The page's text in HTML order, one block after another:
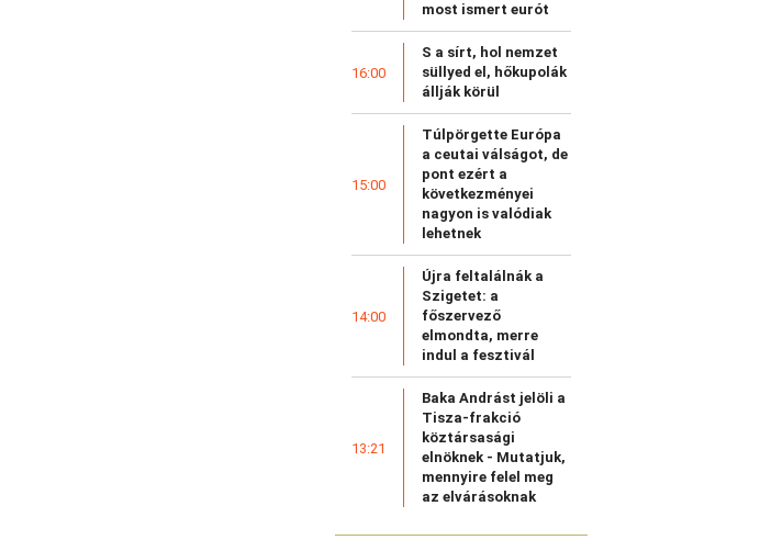
most ismert eurót
16:00
S a sírt, hol nemzet
süllyed el, hőkupolák
állják körül
15:00
Túlpörgette Európa
a ceutai válságot, de
pont ezért a
következményei
nagyon is valódiak
lehetnek
14:00
Újra feltalálnák a
Szigetet: a
főszervező
elmondta, merre
indul a fesztivál
13:21
Baka Andrást jelöli a
Tisza-frakció
köztársasági
elnöknek - Mutatjuk,
mennyire felel meg
az elvárásoknak